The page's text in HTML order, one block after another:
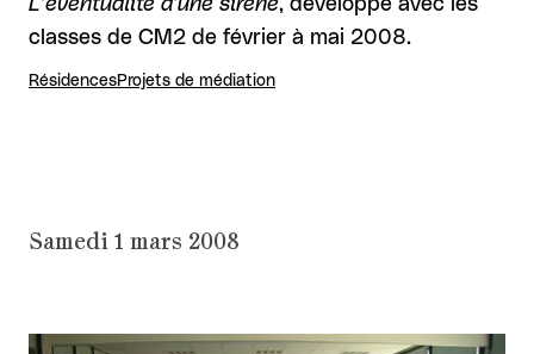
L’éventualité d’une sirène, développé avec les
classes de CM2 de février à mai 2008.
RésidencesProjets de médiation
Samedi 1 mars 2008